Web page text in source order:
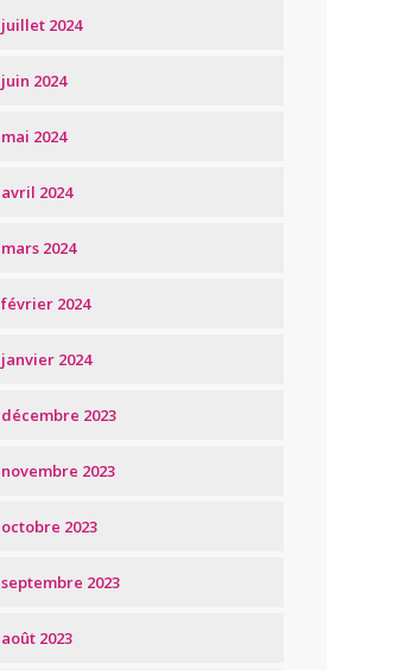
juillet 2024
juin 2024
mai 2024
avril 2024
mars 2024
février 2024
janvier 2024
décembre 2023
novembre 2023
octobre 2023
septembre 2023
août 2023